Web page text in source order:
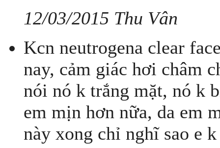
12/03/2015 Thu Vân
Kcn neutrogena clear
nay, cảm giác hơi châm
nói nó k trắng mặt, nó k
em mịn hơn nữa, da em
này xong chỉ nghĩ sao e